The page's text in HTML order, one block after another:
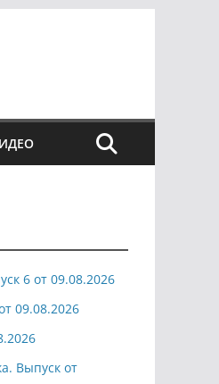
6 от 09.08.2026
09.08.2026
Выпуск от